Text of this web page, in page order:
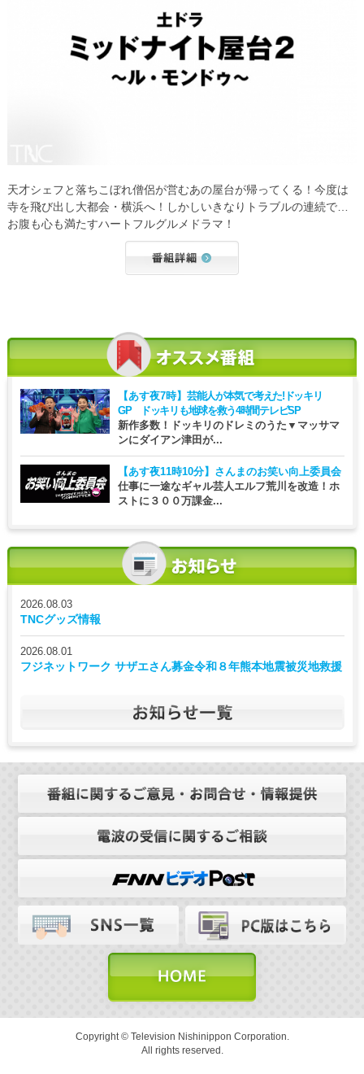
天才シェフと落ちこぼれ僧侶が営むあの屋台が帰ってくる！今度は
寺を飛び出し大都会・横浜へ！しかしいきなりトラブルの連続で…
お腹も心も満たすハートフルグルメドラマ！
【あす夜7時】 芸能人が本気で考えた!ドッキリ
GP ドッキリも地球を救う4時間テレビSP
新作多数！ドッキリのドレミのうた▼マッサマ
ンにダイアン津田が...
【あす夜11時10分】 さんまのお笑い向上委員会
仕事に一途なギャル芸人エルフ荒川を改造！ホ
ストに３００万課金...
2026.08.03
TNCグッズ情報
2026.08.01
フジネットワーク サザエさん募金令和８年熊本地震被災地救援
Copyright © Television Nishinippon Corporation.
All rights reserved.